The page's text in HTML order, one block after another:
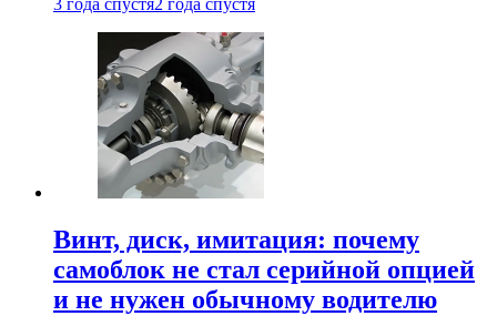
3 года спустя2 года спустя
Винт, диск, имитация: почему
самоблок не стал серийной опцией
и не нужен обычному водителю